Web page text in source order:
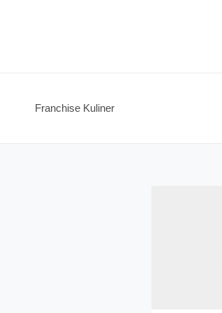
Franchise Kuliner